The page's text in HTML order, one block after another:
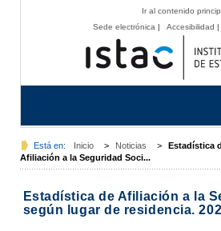
Ir al contenido
Sede electrónica | Accesibilidad |
Está en: Inicio > Noticias >
Estadística
Afiliación a la Seguridad Soci...
Estadística de Afiliación a la
según lugar de residencia.